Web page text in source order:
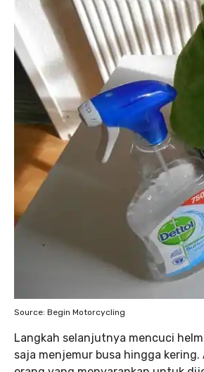
Source: Begin Motorcycling
Langkah selanjutnya mencuci
saja menjemur busa hingga kering.